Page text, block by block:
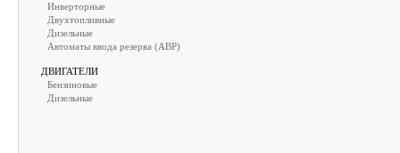
Инверторные
Двухтопливные
Дизельные
Автоматы ввода резерва (АВР)
ДВИГАТЕЛИ
Бензиновые
Дизельные